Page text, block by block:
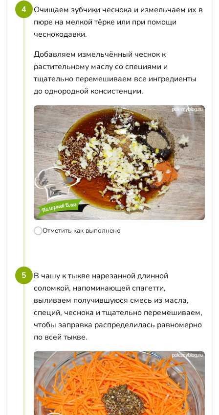
4
Очищаем зубчики чеснока и измельчаем их в
пюре на мелкой тёрке или при помощи
чеснокодавки.
Добавляем измельчённый чеснок к
растительному маслу со специями и
тщательно перемешиваем все ингредиенты
до однородной консистенции.
Отметить как выполнено
5
В чашу к тыкве нарезанной длинной
соломкой, напоминающей спагетти,
выливаем получившуюся смесь из масла,
специй, чеснока и тщательно перемешиваем,
чтобы заправка распределилась равномерно
по всей тыкве.